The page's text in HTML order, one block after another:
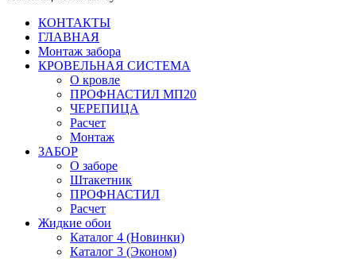
КОНТАКТЫ
ГЛАВНАЯ
Монтаж забора
КРОВЕЛЬНАЯ СИСТЕМА
О кровле
ПРОФНАСТИЛ МП20
ЧЕРЕПИЦА
Расчет
Монтаж
ЗАБОР
О заборе
Штакетник
ПРОФНАСТИЛ
Расчет
Жидкие обои
Каталог 4 (Новинки)
Каталог 3 (Эконом)